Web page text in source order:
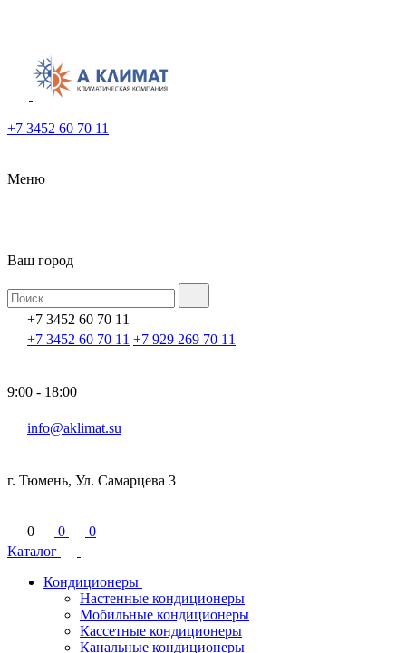
+7 3452 60 70 11
Меню
Ваш город
+7 3452 60 70 11
+7 3452 60 70 11 +7 929 269 70 11
9:00 - 18:00
info@aklimat.su
г. Тюмень, Ул. Самарцева 3
0 0
0
Каталог
Кондиционеры
Настенные кондиционеры
Мобильные кондиционеры
Кассетные кондиционеры
Канальные кондиционеры